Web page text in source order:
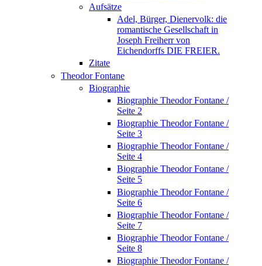
Aufsätze
Adel, Bürger, Dienervolk: die
romantische Gesellschaft in
Joseph Freiherr von
Eichendorffs DIE FREIER.
Zitate
Theodor Fontane
Biographie
Biographie Theodor Fontane /
Seite 2
Biographie Theodor Fontane /
Seite 3
Biographie Theodor Fontane /
Seite 4
Biographie Theodor Fontane /
Seite 5
Biographie Theodor Fontane /
Seite 6
Biographie Theodor Fontane /
Seite 7
Biographie Theodor Fontane /
Seite 8
Biographie Theodor Fontane /